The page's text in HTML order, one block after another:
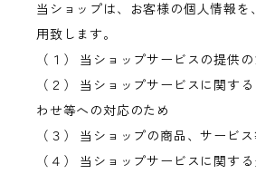
当ショップは、お客様の個人情報を
用致します。
（１） 当ショップサービスの提供の
（２） 当ショップサービスに関す
わせ等への対応のため
（３） 当ショップの商品、サービ
（４） 当ショップサービスに関す